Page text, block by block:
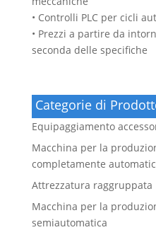
• Controlli PLC per cicli
• Prezzi a partire da
seconda delle specifiche
Categorie di
Equipaggiamento
Macchina per la
completamente
Attrezzatura raggruppata
Macchina per la
semiautomatica